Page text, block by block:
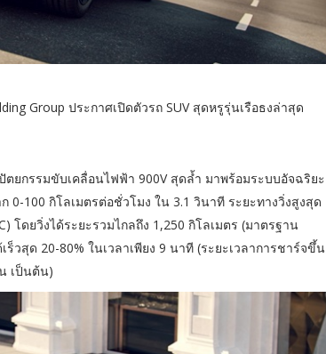
Group ประกาศเปิดตัวรถ SUV สุดหรูรุ่นเรือธงล่าสุด
ยกรรมขับเคลื่อนไฟฟ้า 900V สุดล้ำ มาพร้อมระบบอัจฉริยะ
0-100 กิโลเมตรต่อชั่วโมง ใน 3.1 วินาที ระยะทางวิ่งสูงสุด
โดยวิ่งได้ระยะรวมไกลถึง 1,250 กิโลเมตร (มาตรฐาน
วสุด 20-80% ในเวลาเพียง 9 นาที (ระยะเวลาการชาร์จขึ้น
เป็นต้น)